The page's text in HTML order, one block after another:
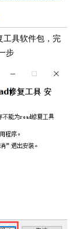
具软件包，完
步